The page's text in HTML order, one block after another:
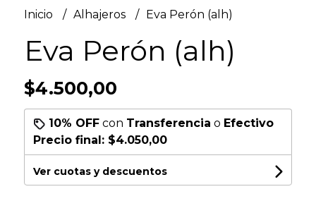
Inicio Alhajeros Eva Perón (alh)
Eva Perón (alh)
$4.500,00
10% OFFcon Transferencia o Efectivo
Precio final: $4.050,00
Ver cuotas y descuentos